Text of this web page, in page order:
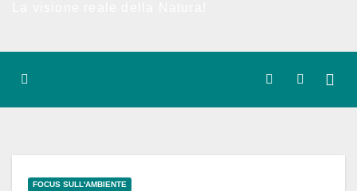
FOCUS SULL'AMBIENTE